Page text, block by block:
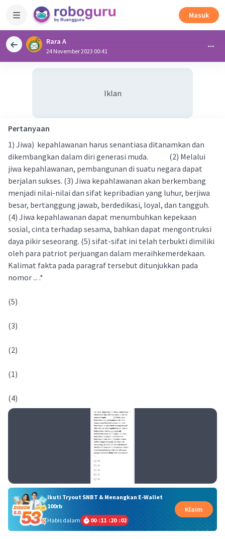
Masuk
Rara A
24 November 2023 00:41
Iklan
Pertanyaan
1) Jiwa) kepahlawanan harus senantiasa ditanamkan dan
dikembangkan dalam diri generasi muda. (2) Melalui
jiwa kepahlawanan, pembangunan di suatu negara dapat
berjalan sukses. (3) Jiwa kepahlawanan akan berkembang
menjadi nilai-nilai dan sifat kepribadian yang luhur, berjiwa
besar, bertanggung jawab, berdedikasi, loyal, dan tangguh.
(4) Jiwa kepahlawanan dapat menumbuhkan kepekaan
sosial, cinta terhadap sesama, bahkan dapat mengontruksi
daya pikir seseorang. (5) sifat-sifat ini telah terbukti dimiliki
oleh para patriot perjuangan dalam meraihkemerdekaan.
Kalimat fakta pada paragraf tersebut ditunjukkan pada
nomor ... .*
(5)
(3)
(2)
(1)
(4)
Ikuti Tryout SNBT & Menangkan E-Wallet
100rb
Habis dalam
00 :11 :20 :02
Klaim